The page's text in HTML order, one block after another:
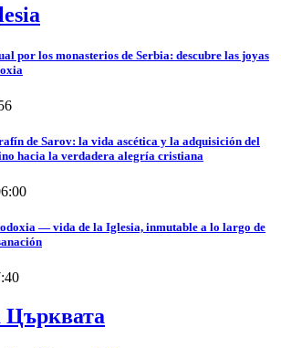
por los monasterios de Serbia: descubre las joyas
de Sarov: la vida ascética y la adquisición del
hacia la verdadera alegría cristiana
— vida de la Iglesia, inmutable a lo largo de